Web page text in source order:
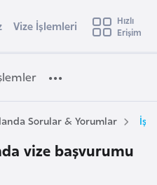
e
t
Vize İşlemleri
Hızlı
Erişim
Sorular & Yorumlar İş
vize başvurumu